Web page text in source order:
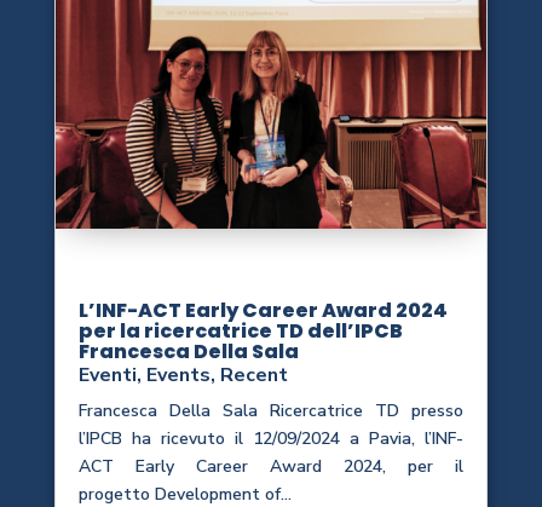
L’INF-ACT Early Career Award 2024
per la ricercatrice TD dell’IPCB
Francesca Della Sala
Eventi, Events, Recent
Francesca Della Sala Ricercatrice TD presso
l’IPCB ha ricevuto il 12/09/2024 a Pavia, l’INF-
ACT Early Career Award 2024, per il
progetto Development of...